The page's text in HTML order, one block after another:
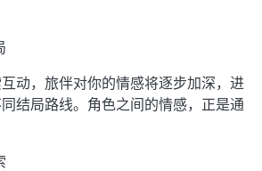
动，旅伴对你的情感将逐步加深，进
结局路线。角色之间的情感，正是通